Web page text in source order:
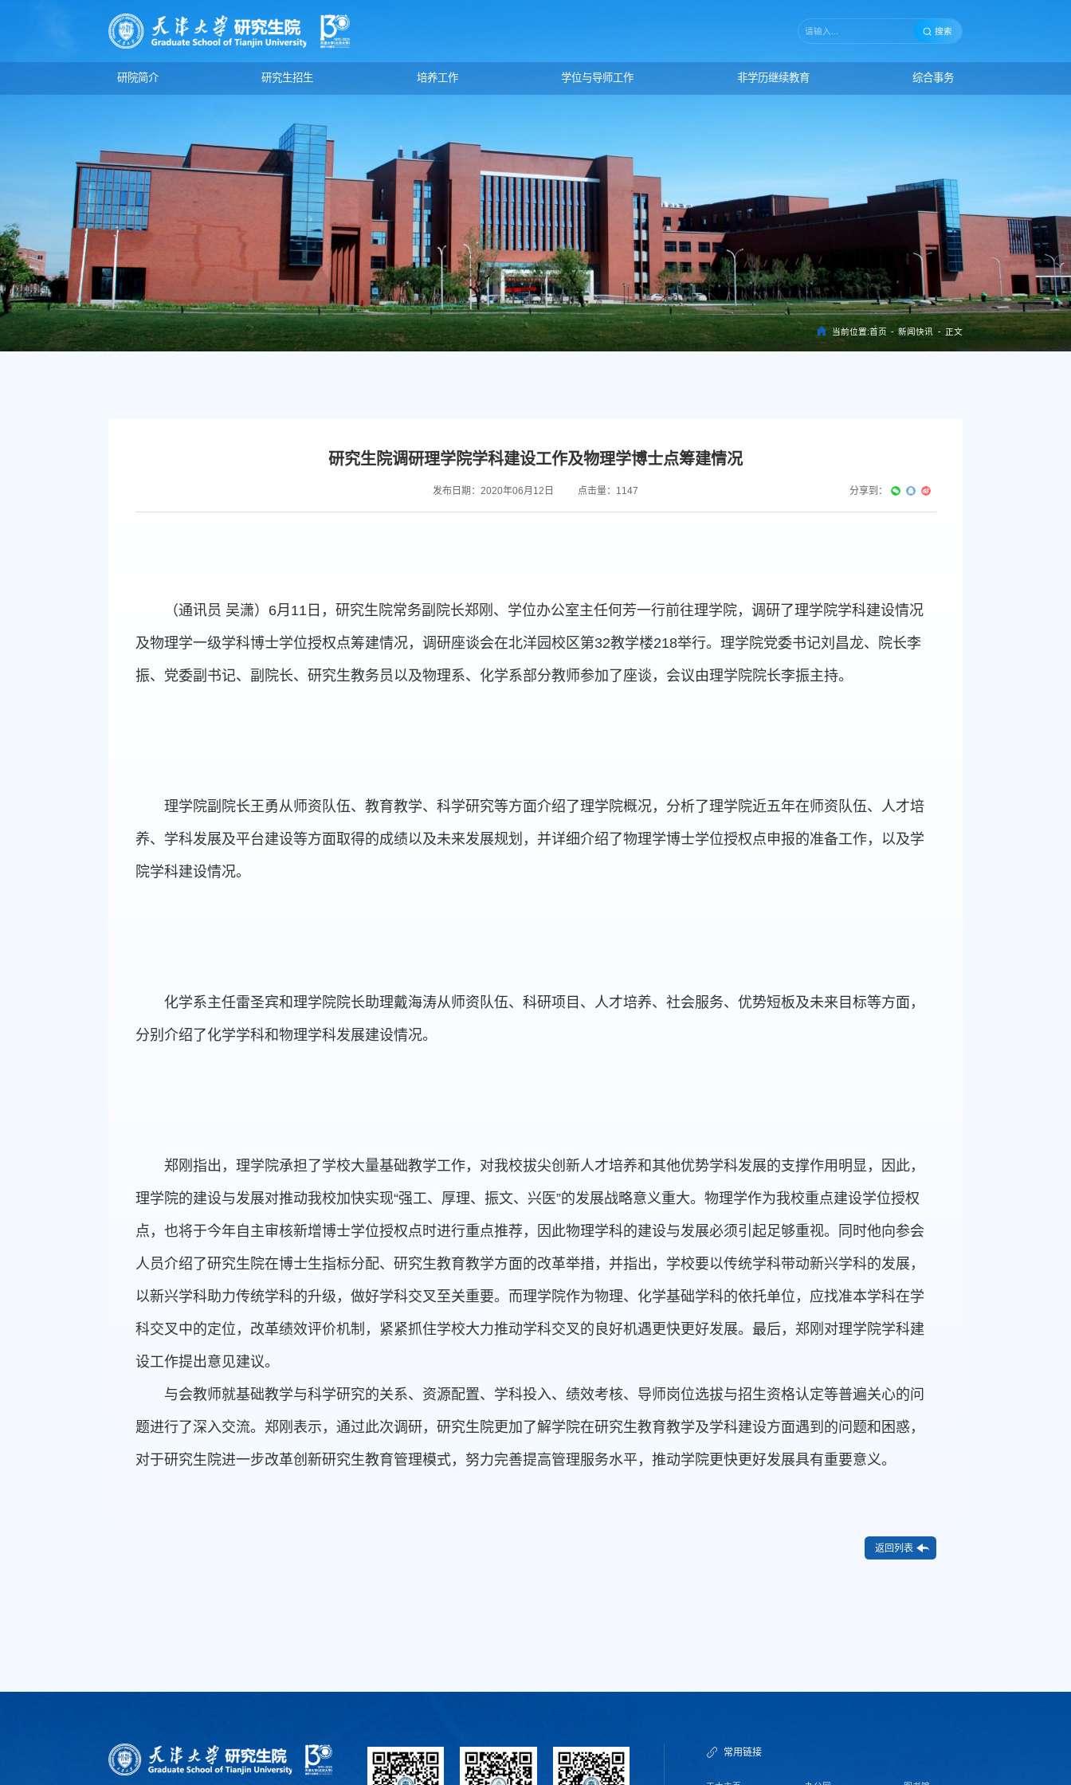
搜索
研院简介 研究生招生 培养工作 学位与导师工作 非学历继续教育 综合事务
当前位置:首页 - 新闻快讯 - 正文
研究生院调研理学院学科建设工作及物理学博士点筹建情况
发布日期：2020年06月12日 点击量： 1147 分享到：
（通讯员 吴潇）6月11日，研究生院常务副院长郑刚、学位办公室主任何芳一行前往理学院，调研了理学院学科建设情况
及物理学一级学科博士学位授权点筹建情况，调研座谈会在北洋园校区第32教学楼218举行。理学院党委书记刘昌龙、院长李
振、党委副书记、副院长、研究生教务员以及物理系、化学系部分教师参加了座谈，会议由理学院院长李振主持。
理学院副院长王勇从师资队伍、教育教学、科学研究等方面介绍了理学院概况，分析了理学院近五年在师资队伍、人才培
养、学科发展及平台建设等方面取得的成绩以及未来发展规划，并详细介绍了物理学博士学位授权点申报的准备工作，以及学
院学科建设情况。
化学系主任雷圣宾和理学院院长助理戴海涛从师资队伍、科研项目、人才培养、社会服务、优势短板及未来目标等方面，
分别介绍了化学学科和物理学科发展建设情况。
郑刚指出，理学院承担了学校大量基础教学工作，对我校拔尖创新人才培养和其他优势学科发展的支撑作用明显，因此，
理学院的建设与发展对推动我校加快实现“强工、厚理、振文、兴医”的发展战略意义重大。物理学作为我校重点建设学位授权
点，也将于今年自主审核新增博士学位授权点时进行重点推荐，因此物理学科的建设与发展必须引起足够重视。同时他向参会
人员介绍了研究生院在博士生指标分配、研究生教育教学方面的改革举措，并指出，学校要以传统学科带动新兴学科的发展，
以新兴学科助力传统学科的升级，做好学科交叉至关重要。而理学院作为物理、化学基础学科的依托单位，应找准本学科在学
科交叉中的定位，改革绩效评价机制，紧紧抓住学校大力推动学科交叉的良好机遇更快更好发展。最后，郑刚对理学院学科建
设工作提出意见建议。
与会教师就基础教学与科学研究的关系、资源配置、学科投入、绩效考核、导师岗位选拔与招生资格认定等普遍关心的问
题进行了深入交流。郑刚表示，通过此次调研，研究生院更加了解学院在研究生教育教学及学科建设方面遇到的问题和困惑，
对于研究生院进一步改革创新研究生教育管理模式，努力完善提高管理服务水平，推动学院更快更好发展具有重要意义。
返回列表
常用链接